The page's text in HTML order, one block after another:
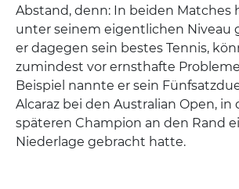
Abstand, denn: In beiden Matches
unter seinem eigentlichen Niveau
er dagegen sein bestes Tennis,
zumindest vor ernsthafte
Beispiel nannte er sein
Alcaraz bei den Australian Open, in
späteren Champion an den Rand
Niederlage gebracht hatte.